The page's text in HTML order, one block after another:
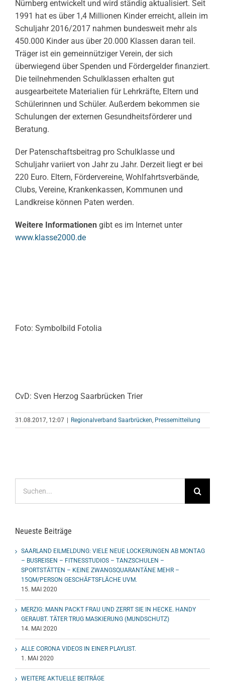
Nürnberg entwickelt und wird ständig aktualisiert. Seit
1991 hat es über 1,4 Millionen Kinder erreicht, allein im
Schuljahr 2016/2017 nahmen bundesweit mehr als
450.000 Kinder aus über 20.000 Klassen daran teil.
Träger ist ein gemeinnütziger Verein, der sich
überwiegend über Spenden und Fördergelder finanziert.
Die teilnehmenden Schulklassen erhalten gut
ausgearbeitete Materialien für Lehrkräfte, Eltern und
Schülerinnen und Schüler. Außerdem bekommen sie
Schulungen der externen Gesundheitsförderer und
Beratung.
Der Patenschaftsbeitrag pro Schulklasse und
Schuljahr variiert von Jahr zu Jahr. Derzeit liegt er bei
220 Euro. Eltern, Fördervereine, Wohlfahrtsverbände,
Clubs, Vereine, Krankenkassen, Kommunen und
Landkreise können Paten werden.
Weitere Informationen gibt es im Internet unter
www.klasse2000.de
Foto: Symbolbild Fotolia
CvD: Sven Herzog Saarbrücken Trier
31.08.2017, 12:07 Regionalverband Saarbrücken, Pressemitteilung
nach:
Neueste Beiträge
SAARLAND EILMELDUNG: VIELE NEUE LOCKERUNGEN AB MONTAG
– BUSREISEN – FITNESSTUDIOS – TANZSCHULEN –
SPORTSTÄTTEN – KEINE ZWANGSQUARANTÄNE MEHR –
15QM/PERSON GESCHÄFTSFLÄCHE UVM.
15. MAI 2020
MERZIG: MANN PACKT FRAU UND ZERRT SIE IN HECKE. HANDY
GERAUBT. TÄTER TRUG MASKIERUNG (MUNDSCHUTZ)
14. MAI 2020
ALLE CORONA VIDEOS IN EINER PLAYLIST.
1. MAI 2020
WEITERE AKTUELLE BEITRÄGE